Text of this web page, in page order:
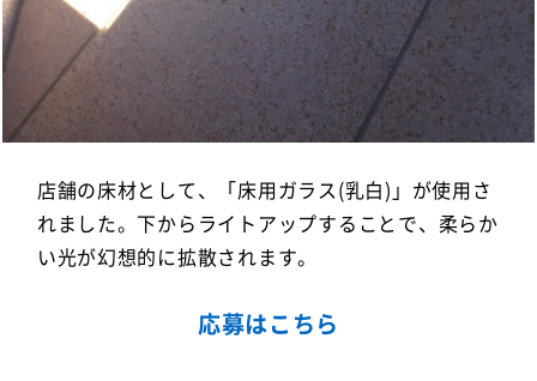
店舗の床材として、「床用ガラス(乳白)」が使用さ
れました。下からライトアップすることで、柔らか
い光が幻想的に拡散されます。
応募はこちら